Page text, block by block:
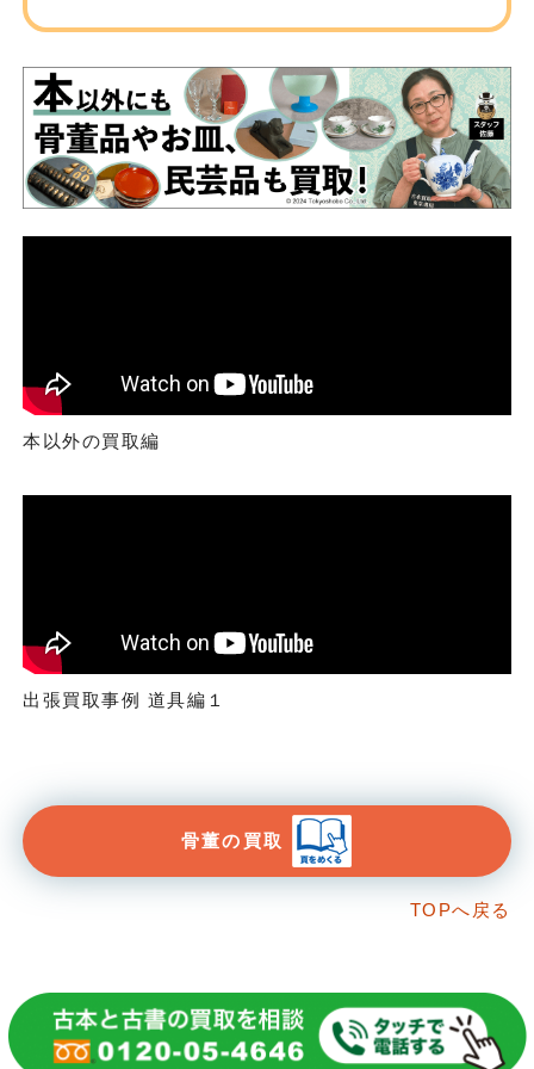
本以外の買取編
出張買取事例 道具編１
骨董の買取
TOPへ戻る